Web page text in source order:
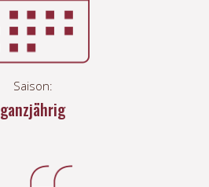
Saison:
ganzjährig